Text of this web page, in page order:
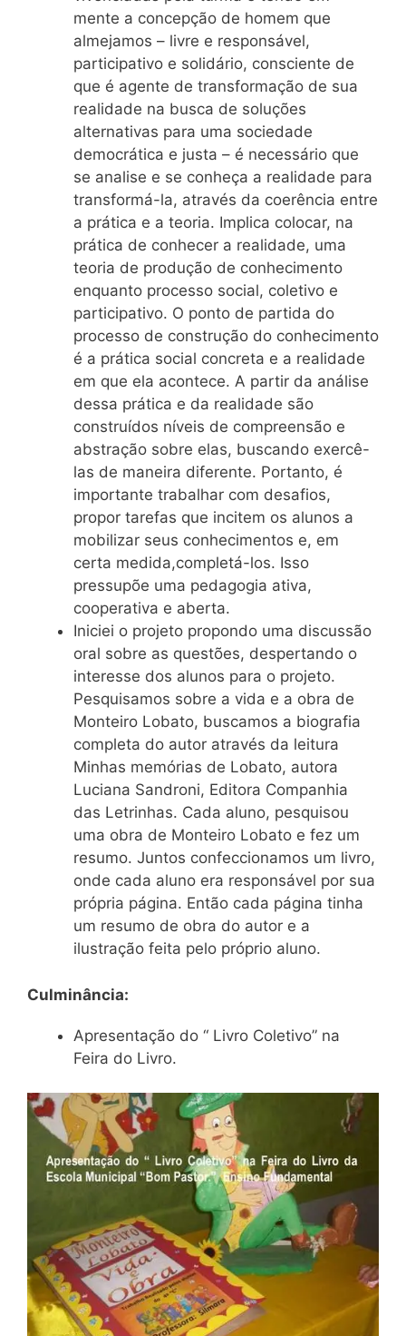
mente a concepção de homem que
almejamos – livre e responsável,
participativo e solidário, consciente de
que é agente de transformação de sua
realidade na busca de soluções
alternativas para uma sociedade
democrática e justa – é necessário que
se analise e se conheça a realidade para
transformá-la, através da coerência entre
a prática e a teoria. Implica colocar, na
prática de conhecer a realidade, uma
teoria de produção de conhecimento
enquanto processo social, coletivo e
participativo. O ponto de partida do
processo de construção do conhecimento
é a prática social concreta e a realidade
em que ela acontece. A partir da análise
dessa prática e da realidade são
construídos níveis de compreensão e
abstração sobre elas, buscando exercê-
las de maneira diferente. Portanto, é
importante trabalhar com desafios,
propor tarefas que incitem os alunos a
mobilizar seus conhecimentos e, em
certa medida,completá-los. Isso
pressupõe uma pedagogia ativa,
cooperativa e aberta.
Iniciei o projeto propondo uma discussão
oral sobre as questões, despertando o
interesse dos alunos para o projeto.
Pesquisamos sobre a vida e a obra de
Monteiro Lobato, buscamos a biografia
completa do autor através da leitura
Minhas memórias de Lobato, autora
Luciana Sandroni, Editora Companhia
das Letrinhas. Cada aluno, pesquisou
uma obra de Monteiro Lobato e fez um
resumo. Juntos confeccionamos um livro,
onde cada aluno era responsável por sua
própria página. Então cada página tinha
um resumo de obra do autor e a
ilustração feita pelo próprio aluno.
Culminância:
Apresentação do “ Livro Coletivo” na
Feira do Livro.